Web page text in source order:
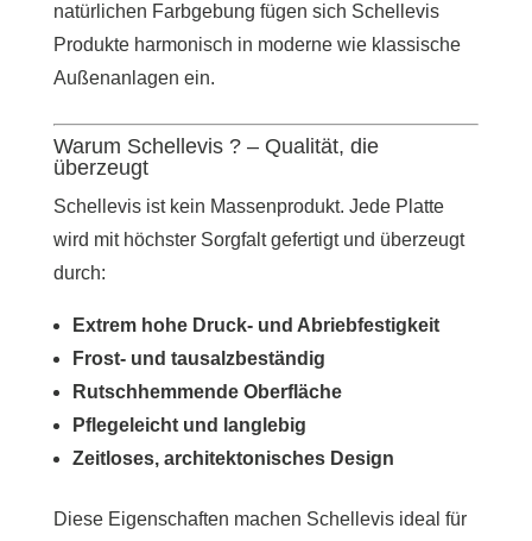
natürlichen Farbgebung fügen sich Schellevis
Produkte harmonisch in moderne wie klassische
Außenanlagen ein.
Warum Schellevis ? – Qualität, die
überzeugt
Schellevis ist kein Massenprodukt. Jede Platte
wird mit höchster Sorgfalt gefertigt und überzeugt
durch:
Extrem hohe Druck- und Abriebfestigkeit
Frost- und tausalzbeständig
Rutschhemmende Oberfläche
Pflegeleicht und langlebig
Zeitloses, architektonisches Design
Diese Eigenschaften machen Schellevis ideal für